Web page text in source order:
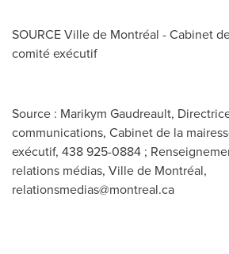
SOURCE Ville de Montréal - Cabinet
comité exécutif
Source : Marikym Gaudreault,
communications, Cabinet de la
exécutif, 438 925-0884 ;
relations médias, Ville de Montréal,
relationsmedias@montreal.ca